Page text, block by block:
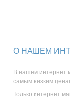
О НАШЕМ
В нашем интернет
самым низким
Только интернет